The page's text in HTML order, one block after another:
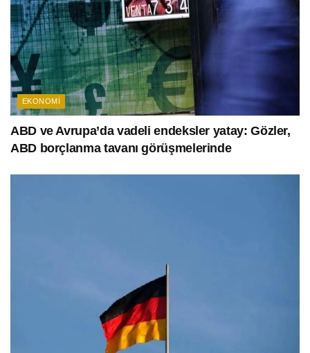
EKONOMI
ABD ve Avrupa’da vadeli endeksler yatay: Gözler,
ABD borçlanma tavanı görüşmelerinde